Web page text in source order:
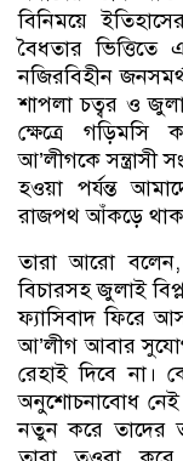
বিনিময়ে
বৈধতার ভিত্তিতে
নজিরবিহীন
শাপলা চত্বর ও
ক্ষেত্রে
আ’লীগকে সন্ত্রাসী
হওয়া পর্যন্ত
রাজপথ আঁকড়ে
তারা আরো বলেন,
বিচারসহ জুলাই
ফ্যাসিবাদ ফিরে
আ’লীগ আবার
রেহাই দিবে না।
অনুশোচনাবোধ নেই
নতুন করে তাদের